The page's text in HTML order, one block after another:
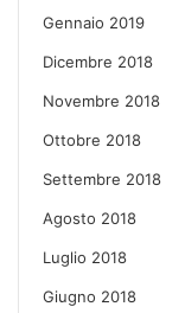
Gennaio 2019
Dicembre 2018
Novembre 2018
Ottobre 2018
Settembre 2018
Agosto 2018
Luglio 2018
Giugno 2018